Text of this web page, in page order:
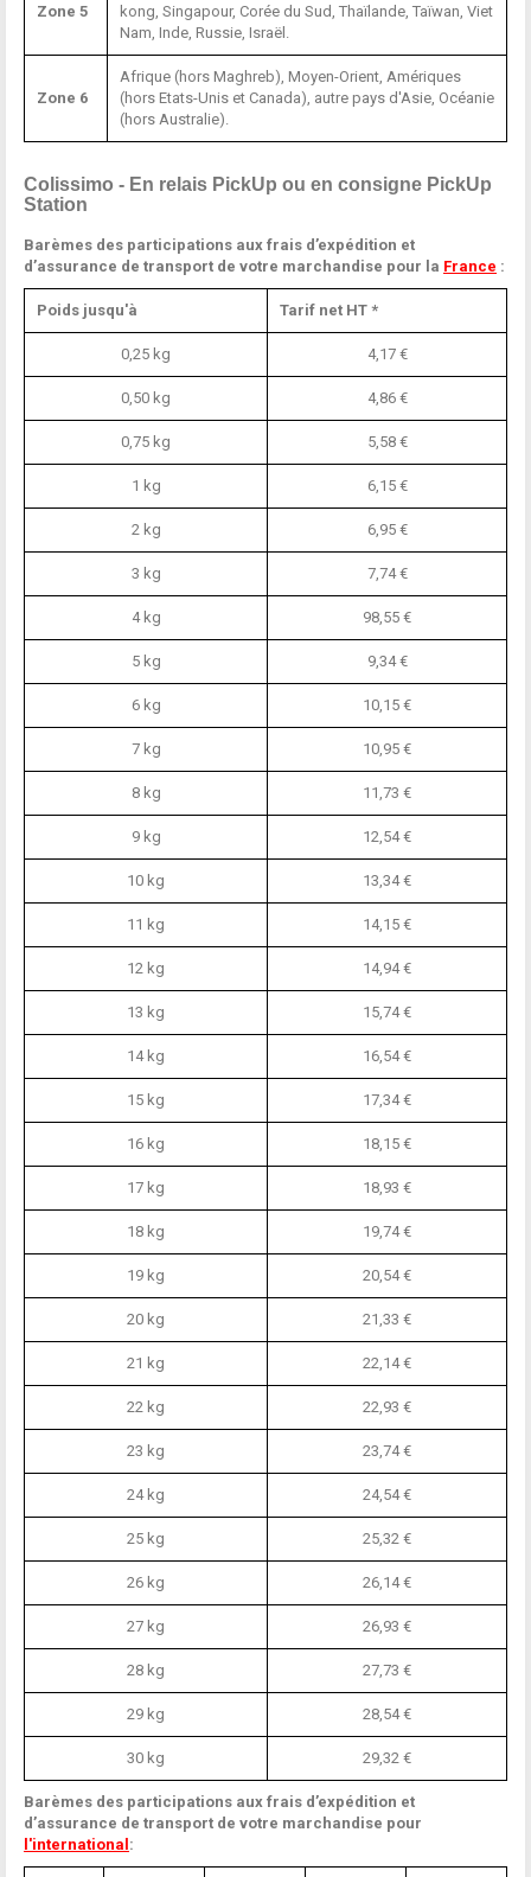
Zone 5
kong, Singapour, Corée du Sud, Thaïlande, Taïwan, Viet
Nam, Inde, Russie, Israël.
Zone 6
Afrique (hors Maghreb), Moyen-Orient, Amériques
(hors Etats-Unis et Canada), autre pays d'Asie, Océanie
(hors Australie).
Colissimo - En relais PickUp ou en consigne PickUp
Station
Barèmes des participations aux frais d’expédition et
d’assurance de transport de votre marchandise pour la France :
Poids jusqu'à Tarif net HT *
0,25 kg 4,17 €
0,50 kg 4,86 €
0,75 kg 5,58 €
1 kg 6,15 €
2 kg 6,95 €
3 kg 7,74 €
4 kg 98,55 €
5 kg 9,34 €
6 kg 10,15 €
7 kg 10,95 €
8 kg 11,73 €
9 kg 12,54 €
10 kg 13,34 €
11 kg 14,15 €
12 kg 14,94 €
13 kg 15,74 €
14 kg 16,54 €
15 kg 17,34 €
16 kg 18,15 €
17 kg 18,93 €
18 kg 19,74 €
19 kg 20,54 €
20 kg 21,33 €
21 kg 22,14 €
22 kg 22,93 €
23 kg 23,74 €
24 kg 24,54 €
25 kg 25,32 €
26 kg 26,14 €
27 kg 26,93 €
28 kg 27,73 €
29 kg 28,54 €
30 kg 29,32 €
Barèmes des participations aux frais d’expédition et
d’assurance de transport de votre marchandise pour
l'international :